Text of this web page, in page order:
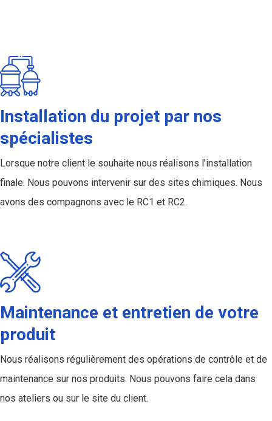
Installation du projet par nos
spécialistes
Lorsque notre client le souhaite nous réalisons l’installation
finale. Nous pouvons intervenir sur des sites chimiques. Nous
avons des compagnons avec le RC1 et RC2.
Maintenance et entretien de votre
produit
Nous réalisons régulièrement des opérations de contrôle et de
maintenance sur nos produits. Nous pouvons faire cela dans
nos ateliers ou sur le site du client.